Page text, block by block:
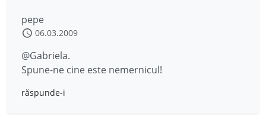
pepe
06.03.2009
@Gabriela.
Spune-ne cine este nemernicul!
răspunde-i